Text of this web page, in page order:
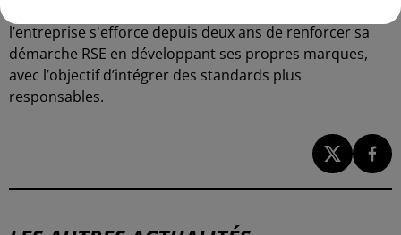
l’entreprise s'efforce depuis deux ans de renforcer sa
démarche RSE en développant ses propres marques,
avec l’objectif d’intégrer des standards plus
responsables.